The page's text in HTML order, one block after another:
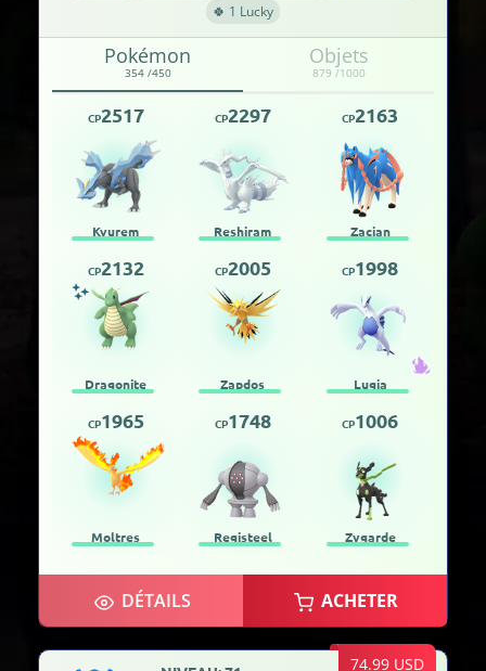
🍀 1 Lucky
Pokémon
354 /450
Objets
879 /1000
CP2517
Kyurem
CP2297
Reshiram
CP2163
Zacian
CP2132
Dragonite
CP2005
Zapdos
CP1998
Lugia
CP1965
Moltres
CP1748
Registeel
CP1006
Zygarde
DÉTAILS ACHETER
74.99 USD